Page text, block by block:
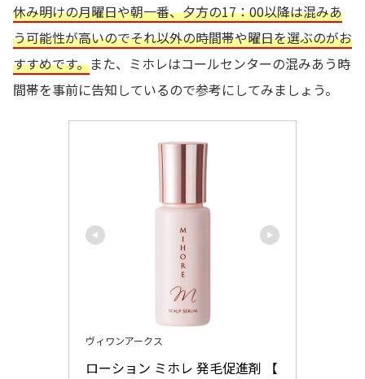
休み明けの月曜日や朝一番、夕方の17：00以降は混みあ
う可能性が高いのでそれ以外の時間帯や曜日を選ぶのがお
すすめです。また、ミホレはコールセンターの混みあう時
間帯を事前に告知しているので参考にしてみましょう。
ヴィワンアークス
ローション ミホレ 発毛促進剤 【